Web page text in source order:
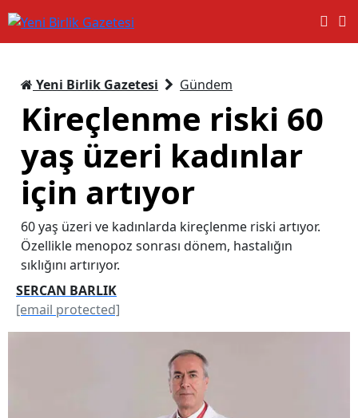
Yeni Birlik Gazetesi Gündem
Kireçlenme riski 60
yaş üzeri kadınlar
için artıyor
60 yaş üzeri ve kadınlarda kireçlenme riski artıyor.
Özellikle menopoz sonrası dönem, hastalığın
sıklığını artırıyor.
SERCAN BARLIK
[email protected]